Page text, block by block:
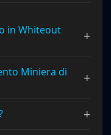
in Whiteout
+
Miniera di
+
+